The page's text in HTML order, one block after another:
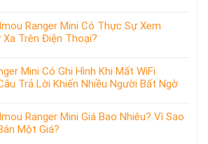
Ranger Mini Có Thực Sự Xem
Trên Điện Thoại?
Mini Có Ghi Hình Khi Mất WiFi
Trả Lời Khiến Nhiều Người Bất Ngờ
Ranger Mini Giá Bao Nhiêu? Vì Sao
Một Giá?